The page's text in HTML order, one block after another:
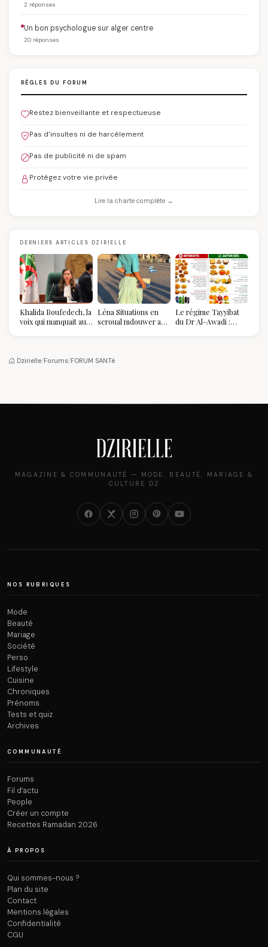
2 réponses
Un bon psychologue sur alger centre
20 réponses
RÈGLES DU FORUM
Restez bienveillante et respectueuse
Pas d'insultes ni de harcèlement
Pas de publicité ni de spam
Protégez votre vie privée
Lire la charte complète →
DERNIERS ARTICLES DZIRIELLE
Khalida Boufedech, la
voix qui manquait au
Léna Situations en
seroual mdouwer au
pièce mode de l'été
Le régime Tayyibat
du Dr Al-Awadi :
Dzirielle/Forums/FORUM SANTé
MAGAZINE & COMMUNAUTÉ — MODE, BEAUTÉ, MARIAGE &
CULTURE DZ
NOS RUBRIQUES
Mode
Beauté
Mariage
Société
Perso
Lifestyle
Cuisine
Chroniques
Prénoms
Tests et quiz
Archives
COMMUNAUTÉ
Forums
Fil d’actu
People
Créer un compte
Recettes Ramadan 2026
À PROPOS
Qui sommes-nous ?
Plan du site
Contact
Mentions légales
Confidentialité
CGU